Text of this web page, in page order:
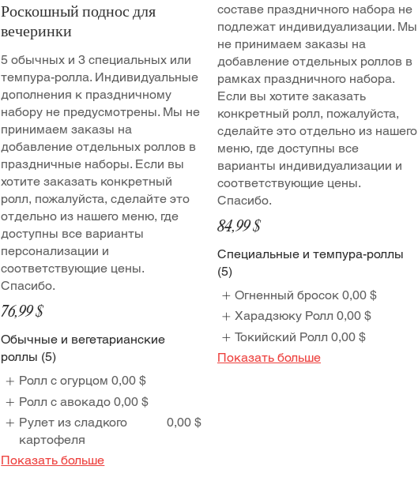
Роскошный поднос для
вечеринки
5 обычных и 3 специальных или
темпура-ролла. Индивидуальные
дополнения к праздничному
набору не предусмотрены. Мы не
принимаем заказы на
добавление отдельных роллов в
праздничные наборы. Если вы
хотите заказать конкретный
ролл, пожалуйста, сделайте это
отдельно из нашего меню, где
доступны все варианты
персонализации и
соответствующие цены.
Спасибо.
76,99 $
Обычные и вегетарианские
роллы (5)
Ролл с огурцом 0,00 $
Ролл с авокадо 0,00 $
Рулет из сладкого
картофеля
0,00 $
Показать больше
составе праздничного набора не
подлежат индивидуализации. Мы
не принимаем заказы на
добавление отдельных роллов в
рамках праздничного набора.
Если вы хотите заказать
конкретный ролл, пожалуйста,
сделайте это отдельно из нашего
меню, где доступны все
варианты индивидуализации и
соответствующие цены.
Спасибо.
84,99 $
Специальные и темпура-роллы
(5)
Огненный бросок 0,00 $
Харадзюку Ролл 0,00 $
Токийский Ролл 0,00 $
Показать больше